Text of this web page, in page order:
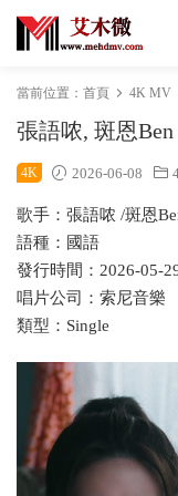
當前位置： 首頁 4K MV
張語哝, 斑恩
4K 2026-06-08
歌手：張語哝 /斑恩
語種：國語
發行時間：2026-05-
唱片公司：索尼音樂
類型：Single